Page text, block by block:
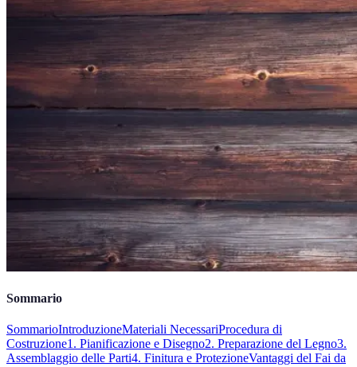
Sommario
SommarioIntroduzioneMateriali NecessariProcedura di
Costruzione1. Pianificazione e Disegno2. Preparazione del Legno3.
Assemblaggio delle Parti4. Finitura e ProtezioneVantaggi del Fai da